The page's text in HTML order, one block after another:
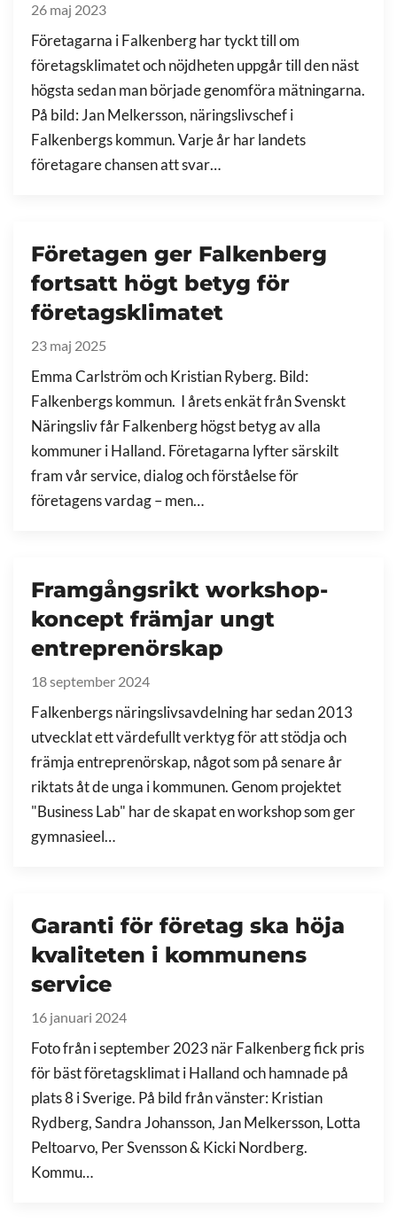
26 maj 2023
Företagarna i Falkenberg har tyckt till om
företagsklimatet och nöjdheten uppgår till den näst
högsta sedan man började genomföra mätningarna.
På bild: Jan Melkersson, näringslivschef i
Falkenbergs kommun. Varje år har landets
företagare chansen att svar…
Företagen ger Falkenberg
fortsatt högt betyg för
företagsklimatet
23 maj 2025
Emma Carlström och Kristian Ryberg. Bild:
Falkenbergs kommun. I årets enkät från Svenskt
Näringsliv får Falkenberg högst betyg av alla
kommuner i Halland. Företagarna lyfter särskilt
fram vår service, dialog och förståelse för
företagens vardag – men…
Framgångsrikt workshop-
koncept främjar ungt
entreprenörskap
18 september 2024
Falkenbergs näringslivsavdelning har sedan 2013
utvecklat ett värdefullt verktyg för att stödja och
främja entreprenörskap, något som på senare år
riktats åt de unga i kommunen. Genom projektet
"Business Lab" har de skapat en workshop som ger
gymnasieel…
Garanti för företag ska höja
kvaliteten i kommunens
service
16 januari 2024
Foto från i september 2023 när Falkenberg fick pris
för bäst företagsklimat i Halland och hamnade på
plats 8 i Sverige. På bild från vänster: Kristian
Rydberg, Sandra Johansson, Jan Melkersson, Lotta
Peltoarvo, Per Svensson & Kicki Nordberg.
Kommu…